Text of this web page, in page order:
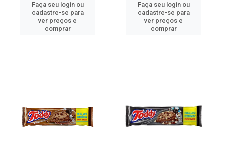
Faça seu login ou
cadastre-se para
ver preços e
comprar
Faça seu login ou
cadastre-se para
ver preços e
comprar